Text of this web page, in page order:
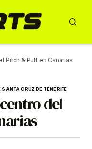
Pitch & Putt en Canarias
SANTA CRUZ DE TENERIFE
del